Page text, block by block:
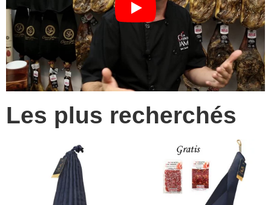
Les plus recherchés